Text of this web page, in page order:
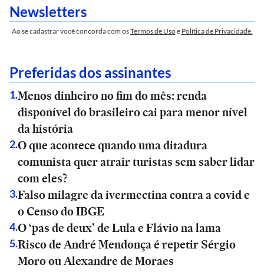
Newsletters
Ao se cadastrar você concorda com osTermos de Usoe Política de Privacidade.
Preferidas dos assinantes
1.Menos dinheiro no fim do mês: renda
disponível do brasileiro cai para menor nível
da história
2.O que acontece quando uma ditadura
comunista quer atrair turistas sem saber lidar
com eles?
3.Falso milagre da ivermectina contra a covid e
o Censo do IBGE
4.O ‘pas de deux’ de Lula e Flávio na lama
5.Risco de André Mendonça é repetir Sérgio
Moro ou Alexandre de Moraes